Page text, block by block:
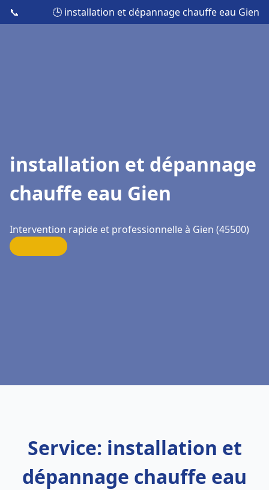
📞 🕒 installation et dépannage chauffe eau Gien
installation et dépannage
chauffe eau Gien
Intervention rapide et professionnelle à Gien (45500)
Service: installation et
dépannage chauffe eau